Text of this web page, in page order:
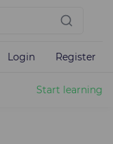
Login Register
Start learning